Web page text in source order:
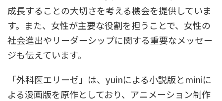
成長することの大切さを考える機会を提供していま
す。また、女性が主要な役割を担うことで、女性の
社会進出やリーダーシップに関する重要なメッセー
ジも伝えています。
「外科医エリーゼ」は、yuinによる小説版とminiに
よる漫画版を原作としており、アニメーション制作